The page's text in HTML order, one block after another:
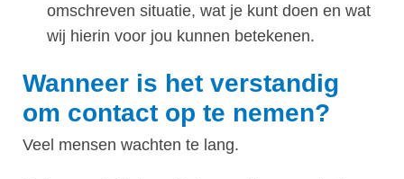
omschreven situatie, wat je kunt doen en wat
wij hierin voor jou kunnen betekenen.
Wanneer is het verstandig
om contact op te nemen?
Veel mensen wachten te lang.